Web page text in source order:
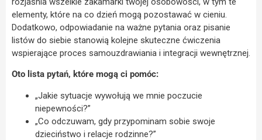
elementy, które na co dzień mogą pozostawać w cieniu.
Dodatkowo, odpowiadanie na ważne pytania oraz pisanie
listów do siebie stanowią kolejne skuteczne ćwiczenia
wspierające proces samouzdrawiania i integracji wewnętrznej.
Oto lista pytań, które mogą ci pomóc:
„Jakie sytuacje wywołują we mnie poczucie
niepewności?”
„Co odczuwam, gdy przypominam sobie swoje
dzieciństwo i relacje rodzinne?”